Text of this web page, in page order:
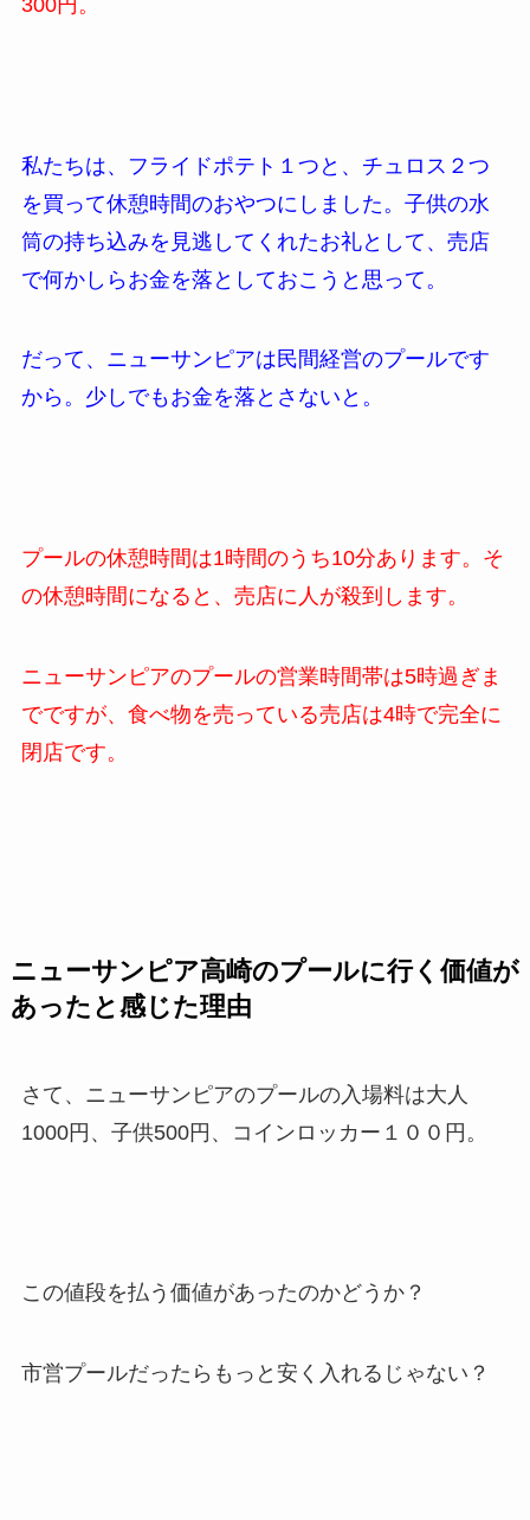
私たちは、フライドポテト１つと、チュロス２つ
を買って休憩時間のおやつにしました。子供の水
筒の持ち込みを見逃してくれたお礼として、売店
で何かしらお金を落としておこうと思って。
だって、ニューサンピアは民間経営のプールです
から。少しでもお金を落とさないと。
プールの休憩時間は1時間のうち10分あります。そ
の休憩時間になると、売店に人が殺到します。
ニューサンピアのプールの営業時間帯は5時過ぎま
でですが、食べ物を売っている売店は4時で完全に
閉店です。
ニューサンピア高崎のプールに行く価値が
あったと感じた理由
さて、ニューサンピアのプールの入場料は大人
1000円、子供500円、コインロッカー１００円。
この値段を払う価値があったのかどうか？
市営プールだったらもっと安く入れるじゃない？